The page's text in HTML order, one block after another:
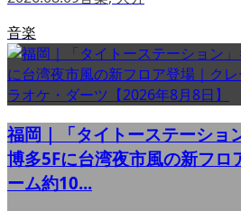
音楽
福岡｜「タイトーステーショ
博多5Fに台湾夜市風の新フロ
ーム約10...